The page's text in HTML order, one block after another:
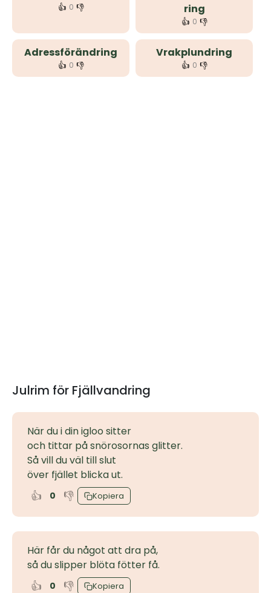
👍 0 👎
ring
👍 0 👎
Adressförändring
👍 0 👎
Vrakplundring
👍 0 👎
Julrim för Fjällvandring
När du i din igloo sitter
och tittar på snörosornas glitter.
Så vill du väl till slut
över fjället blicka ut.
👍 0 👎 Kopiera
Här får du något att dra på,
så du slipper blöta fötter få.
👍 0 👎 Kopiera